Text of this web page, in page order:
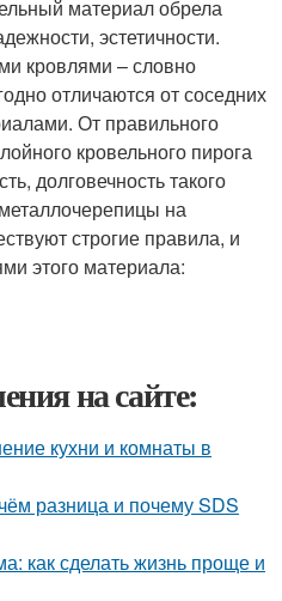
материал обрела
эстетичности.
кровлями – словно
отличаются от соседних
От правильного
кровельного пирога
долговечность такого
на
строгие правила, и
этого материала:
на сайте:
кухни и комнаты в
разница и почему SDS
как сделать жизнь проще и